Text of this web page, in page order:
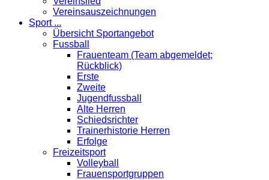
Vereinsauszeichnungen
Sport ...
Übersicht Sportangebot
Fussball
Frauenteam (Team abgemeldet;
Rückblick)
Erste
Zweite
Jugendfussball
Alte Herren
Schiedsrichter
Trainerhistorie Herren
Erfolge
Freizeitsport
Volleyball
Frauensportgruppen